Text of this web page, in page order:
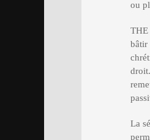
ou
THE
bâtir
La